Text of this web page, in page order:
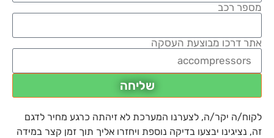
מספר רכב
אתר דרכו מבוצעת העסקה
שליחה
לקוח/ה יקר/ה, לצערנו המערכת לא זיהתה כרגע מחיר לדגם
זה, נציגינו יבצעו בדיקה נוספת ויחזרו אליך תוך זמן קצר במידה